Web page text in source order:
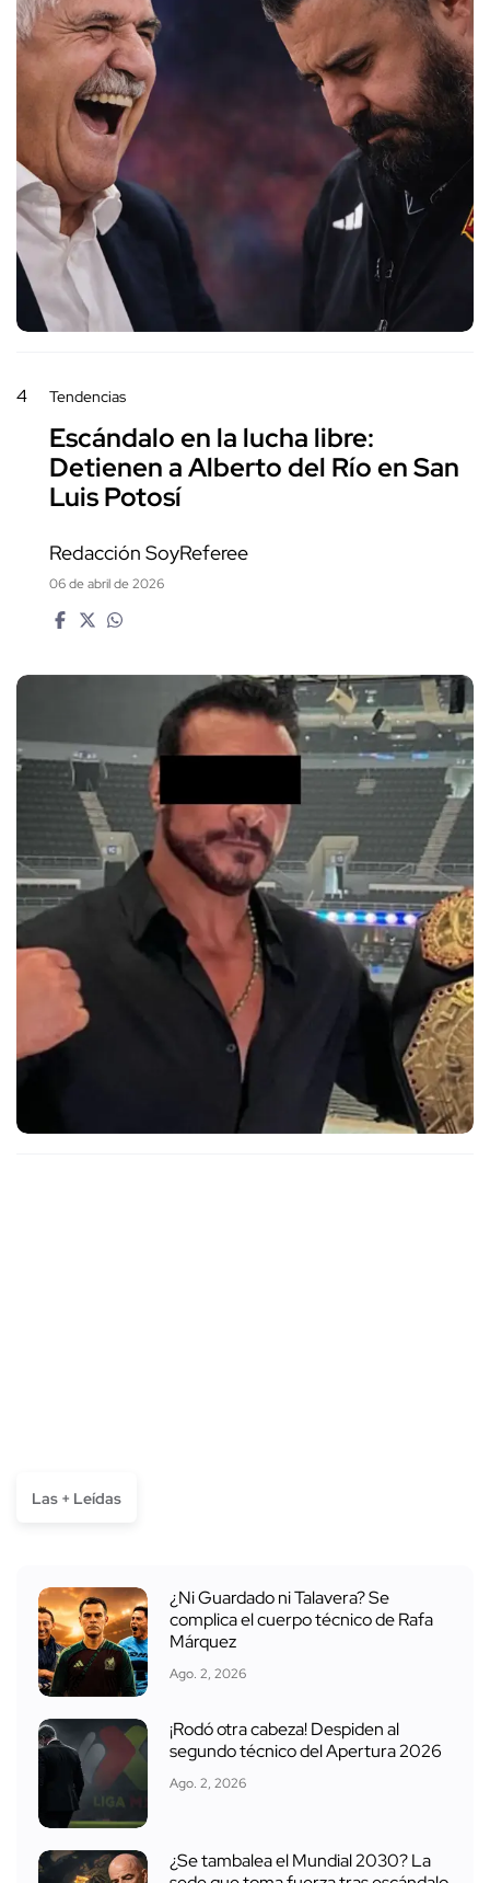
4 Tendencias
Escándalo en la lucha libre:
Detienen a Alberto del Río en San
Luis Potosí
Redacción SoyReferee
06 de abril de 2026
Las + Leídas
¿Ni Guardado ni Talavera? Se
complica el cuerpo técnico de Rafa
Márquez
Ago. 2, 2026
¡Rodó otra cabeza! Despiden al
segundo técnico del Apertura 2026
Ago. 2, 2026
¿Se tambalea el Mundial 2030? La